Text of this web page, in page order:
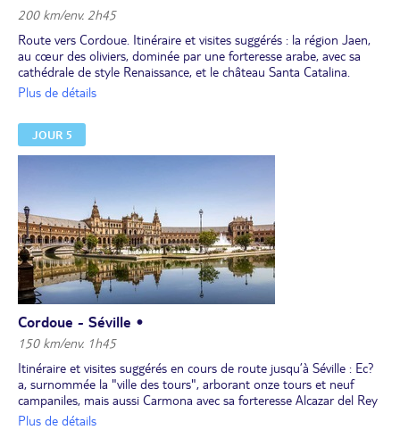
200 km/env. 2h45
Route vers Cordoue. Itinéraire et visites suggérés : la région Jaen,
au cœur des oliviers, dominée par une forteresse arabe, avec sa
cathédrale de style Renaissance, et le château Santa Catalina.
Arrivée à Cordoue, véritable carrefour culturel et religieux, ancienne
jusqu'à 1→000 mosquées. Poussez les portes de la grande
mosquée Mezquita (classée au Patrimoine Mondial de l'UNESCO),
véritable joyau architectural devenu cathédrale au fil des siècles.
quartier juif, datant de l'époque médiévale.
Nuit à l’hôtel.
Plus de détails
JOUR 5
Cordoue - Séville •
150 km/env. 1h45
Itinéraire et visites suggérés en cours de route jusqu’à Séville : Ec?
a, surnommée la "ville des tours", arborant onze tours et neuf
campaniles, mais aussi Carmona avec sa forteresse Alcazar del Rey
don Pedro, son église de Santa Maria la Mayor construite sur une
Plus de détails